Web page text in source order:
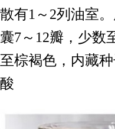
散有1～2列油室
囊7～12瓣，少数
至棕褐色，内藏
酸